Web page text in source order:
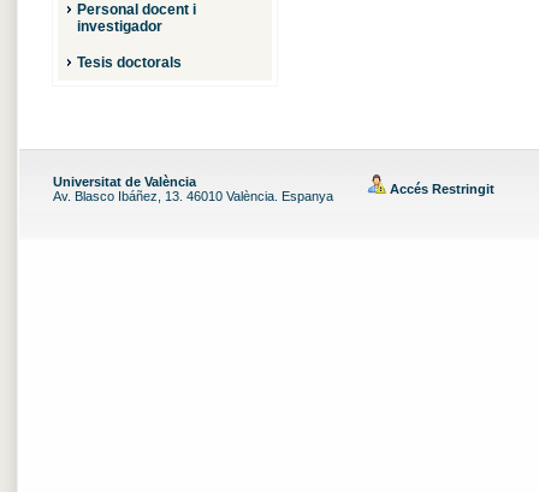
Personal docent i
investigador
Tesis doctorals
Universitat de València
Av. Blasco Ibáñez, 13. 46010 València. Espanya
Accés Restringit